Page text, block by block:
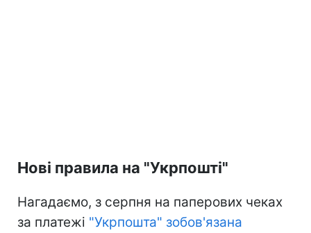
Нові правила на "Укрпошті"
Нагадаємо, з серпня на паперових чеках
за платежі "Укрпошта" зобов'язана